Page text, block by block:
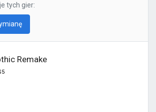
tych gier:
Remake